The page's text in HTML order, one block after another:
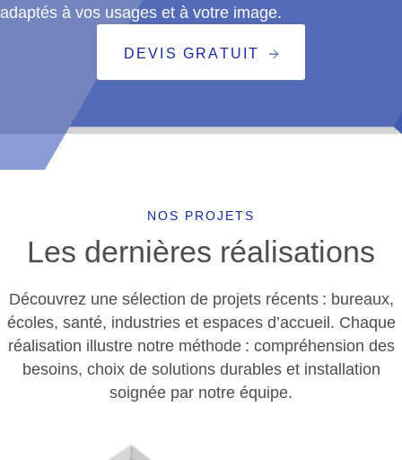
adaptés à vos usages et à votre image.
DEVIS GRATUIT
NOS PROJETS
Les dernières réalisations
Découvrez une sélection de projets récents : bureaux,
écoles, santé, industries et espaces d’accueil. Chaque
réalisation illustre notre méthode : compréhension des
besoins, choix de solutions durables et installation
soignée par notre équipe.